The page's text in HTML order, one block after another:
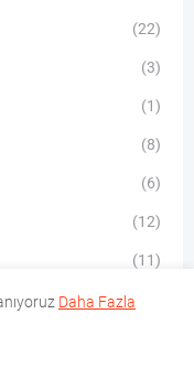
(22)
(3)
(1)
(8)
(6)
(12)
(11)
Daha Fazla